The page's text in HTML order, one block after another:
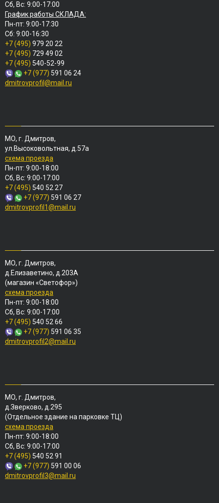
Сб, Вс: 9:00-17:00
График работы СКЛАДА:
Пн-пт: 9:00-17:30
Сб: 9:00-16:30
+7 (495) 979 20 22
+7 (495) 729 49 02
+7 (495) 540-52-99
+7 (977) 591 06 24
dmitrovprofil@mail.ru
МО, г. Дмитров,
ул.Высоковольтная, д.57а
схема проезда
Пн-пт: 9:00-18:00
Сб, Вс: 9:00-17:00
+7 (495) 540 52 27
+7 (977) 591 06 27
dmitrovprofil1@mail.ru
МО, г. Дмитров,
д.Елизаветино, д.203А
(магазин «Светофор»)
схема проезда
Пн-пт: 9:00-18:00
Сб, Вс: 9:00-17:00
+7 (495) 540 52 66
+7 (977) 591 06 35
dmitrovprofil2@mail.ru
МО, г. Дмитров,
д.Зверково, д.295
(Отдельное здание на парковке ТЦ)
схема проезда
Пн-пт: 9:00-18:00
Сб, Вс: 9:00-17:00
+7 (495) 540 52 91
+7 (977) 591 00 06
dmitrovprofil3@mail.ru